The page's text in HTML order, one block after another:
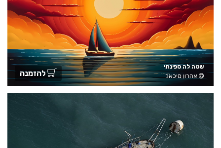
שטה לה ספינתי
אהרון מיכאל
להזמנה